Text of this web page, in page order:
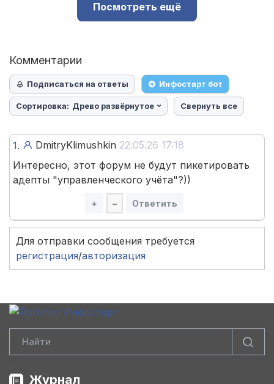
Посмотреть ещё
Комментарии
Подписаться на ответы Инфостарт бот
Сортировка: Древо развёрнутое Свернуть все
1. DmitryKlimushkin 22.05.26 17:18
Интересно, этот форум не будут пикетировать
адепты "управленческого учёта"?))
+ – Ответить
Для отправки сообщения требуется
регистрация/авторизация
Журнал